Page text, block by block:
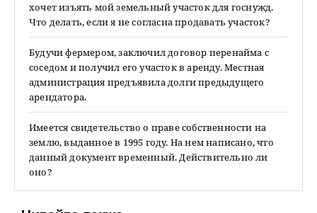
хочет изъять мой земельный участок для госнужд.
Что делать, если я не согласна продавать участок?
Будучи фермером, заключил договор перенайма с
соседом и получил его участок в аренду. Местная
администрация предъявила долги предыдущего
арендатора.
Имеется свидетельство о праве собственности на
землю, выданное в 1995 году. На нем написано, что
данный документ временный. Действительно ли
оно?